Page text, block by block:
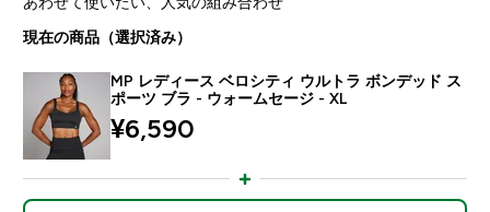
現在の商品（選択済み）
MP レディース ベロシティ ウルトラ ボンデッド ス
ポーツ ブラ - ウォームセージ - XL
¥6,590‎